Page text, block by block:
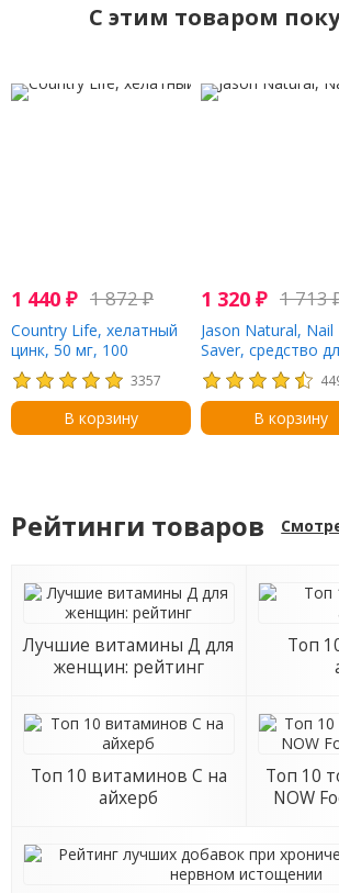
C этим товаром
1 440 ₽ 1 872₽
Country Life, хелатный
цинк, 50 мг, 100
таблеток
3357
В корзину
1 320 ₽ 1 713
Jason Natural, Nail
Saver, средство
ухода за
ногтями,чайное
дерево, 15 мл
унции)
В корзину
Рейтинги товаров
Лучшие витамины Д для
женщин: рейтинг
Топ
Топ 10 витаминов С на
айхерб
Топ 10
NOW